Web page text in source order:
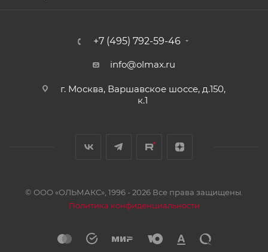
+7 (495) 792-59-46
info@olmax.ru
г. Москва, Варшавское шоссе, д.150,
к.1
© ООО «ОЛЬМАКС», 1996 - 2026 Все права защищены.
Политика конфиденциальности